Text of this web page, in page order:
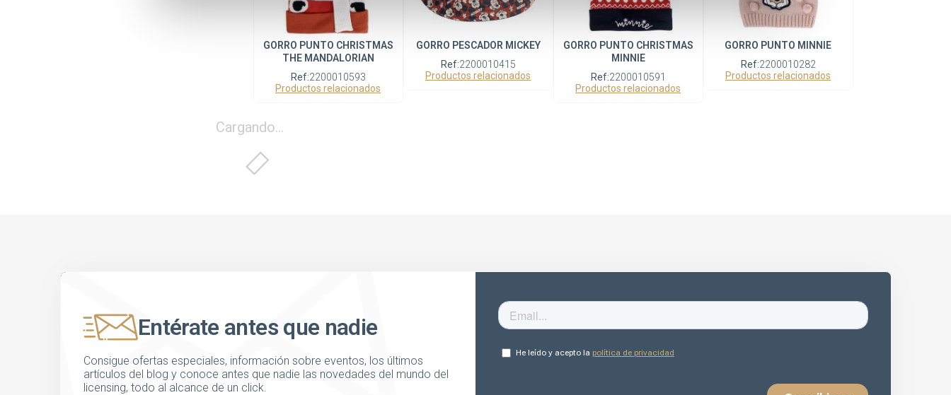
GORRO PUNTO CHRISTMAS
THE MANDALORIAN
Ref:2200010593
Productos relacionados
GORRO PESCADOR MICKEY
Ref:2200010415
Productos relacionados
GORRO PUNTO CHRISTMAS
MINNIE
Ref:2200010591
Productos relacionados
GORRO PUNTO MINNIE
Ref:2200010282
Productos relacionados
Cargando...
Entérate antes que nadie
Consigue ofertas especiales, información sobre eventos, los últimos
artículos del blog y conoce antes que nadie las novedades del mundo del
licensing, todo al alcance de un click.